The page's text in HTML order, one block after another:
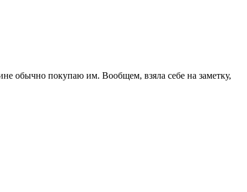
обычно покупаю им. Вообщем, взяла себе на заметку,